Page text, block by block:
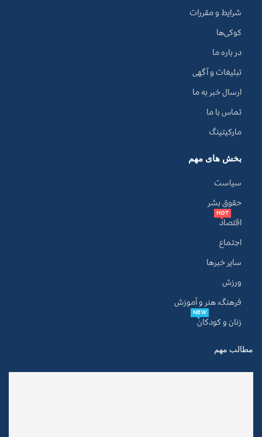
شرایط و مقررات
کوکی‌ها
در باره ما
تبلیغات و آگهی
ارسال خبر به ما
تماس با ما
مارکیتینگ
بخش های مهم
سیاست
حقوق بشر
اقتصاد
HOT
اجتماع
سایر خبرها
ورزش
فرهنگ، هنر و آموزش
زنان و کودکان
NEW
مطالب مهم